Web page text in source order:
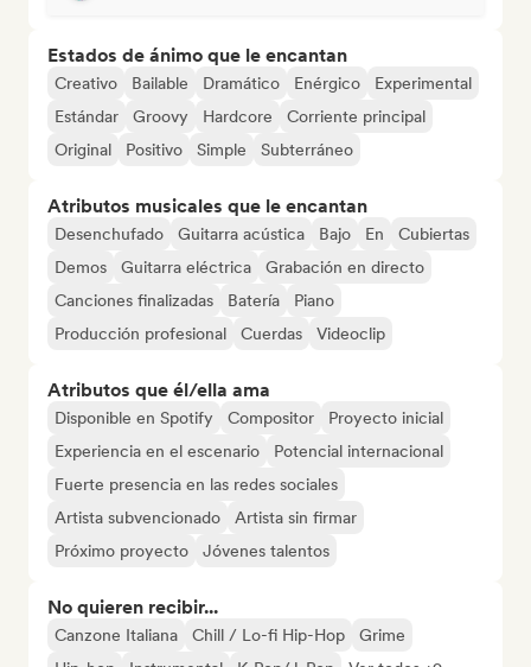
Estados de ánimo que le encantan
Creativo Bailable Dramático Enérgico
Experimental
Estándar
Groovy Hardcore
Corriente principal
Original
Positivo Simple Subterráneo
Atributos musicales que le encantan
Desenchufado Guitarra acústica Bajo En
Cubiertas
Demos
Guitarra eléctrica
Grabación en directo
Canciones finalizadas
Batería
Piano
Producción profesional
Cuerdas Videoclip
Atributos que él/ella ama
Disponible en Spotify Compositor
Proyecto inicial
Experiencia en el escenario
Potencial internacional
Fuerte presencia en las redes sociales
Artista subvencionado
Artista sin firmar
Próximo proyecto
Jóvenes talentos
No quieren recibir...
Canzone Italiana Chill / Lo-fi Hip-Hop
Grime